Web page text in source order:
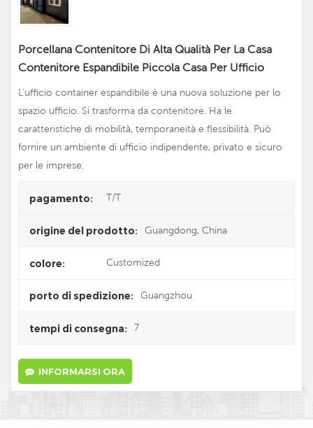
Porcellana Contenitore Di Alta Qualità Per La Casa
Contenitore Espandibile Piccola Casa Per Ufficio
L'ufficio container espandibile è una nuova soluzione per lo
spazio ufficio. Si trasforma da contenitore. Ha le
caratteristiche di mobilità, temporaneità e flessibilità. Può
fornire un ambiente di ufficio indipendente, privato e sicuro
per le imprese.
pagamento: T/T
origine del prodotto: Guangdong, China
colore: Customized
porto di spedizione: Guangzhou
tempi di consegna: 7
INFORMARSI ORA